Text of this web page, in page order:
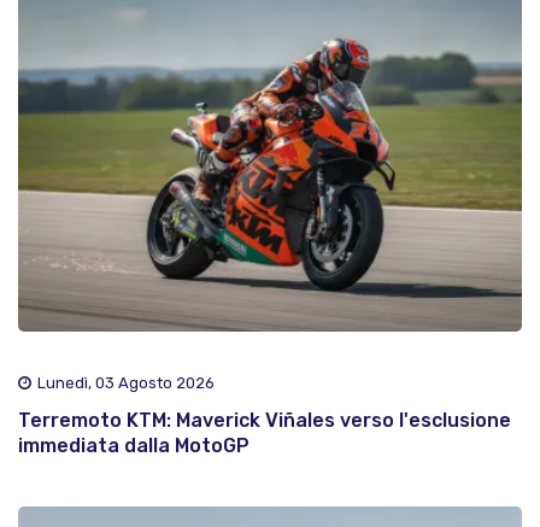
Lunedì, 03 Agosto 2026
Terremoto KTM: Maverick Viñales verso l'esclusione
immediata dalla MotoGP